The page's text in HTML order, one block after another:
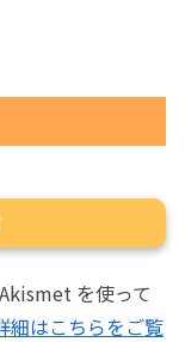
を使って
細はこちらをご覧